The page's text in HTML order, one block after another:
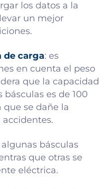
los datos a la
un mejor
de carga: es
en cuenta el peso
que la capacidad
es de 100
que se dañe la
accidentes.
algunas básculas
que otras se
eléctrica.